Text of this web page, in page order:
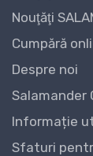
Nouţăţi
Cumpără
Despre noi
Salamander
Informație
Sfaturi